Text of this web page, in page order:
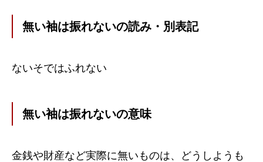
無い袖は振れないの読み・別表記
ないそではふれない
無い袖は振れないの意味
金銭や財産など実際に無いものは、どうしようも